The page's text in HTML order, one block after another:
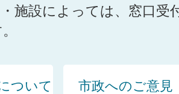
施設によっては、窓口受
ついて 市政へのご意見